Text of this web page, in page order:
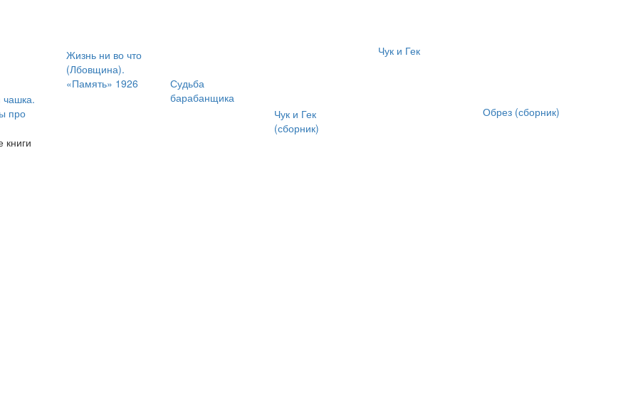
чашка.
про
Жизнь ни во что
(Лбовщина).
«Память» 1926
Судьба
барабанщика
Чук и Гек
(сборник)
Чук и Гек
Обрез (сборник)
книги